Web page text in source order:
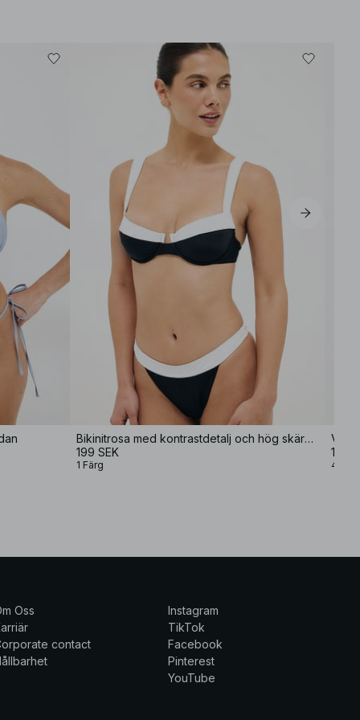
Bikinitrosa med kontrastdetalj och hög skärning
199 SEK
1 Färg
Vid
199
4
Oss
contact
Instagram
TikTok
Facebook
Pinterest
YouTube